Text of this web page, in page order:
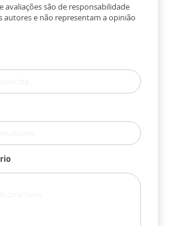
avaliações são de responsabilidade
autores e não representam a opinião